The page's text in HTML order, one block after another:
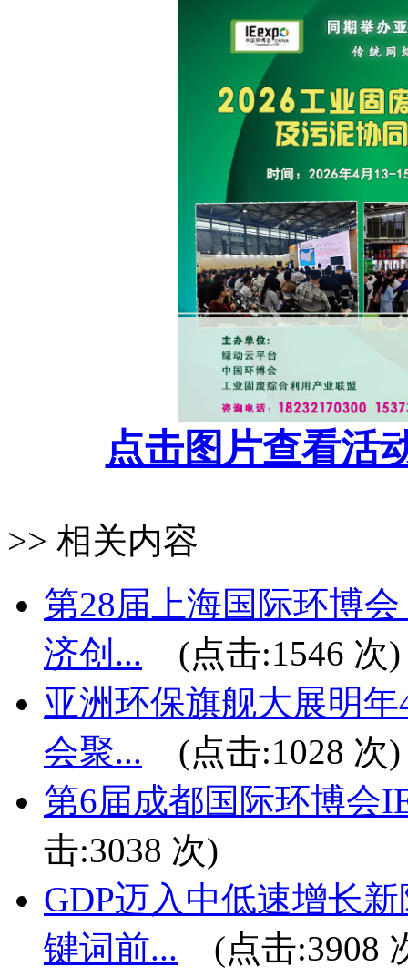
点击图片查看活
>> 相关内容
第28届上海国际环博
济创...
(点击:1546 次)
亚洲环保旗舰大展明
会聚...
(点击:1028 次)
第6届成都国际环博会
击:3038 次)
GDP迈入中低速增长
键词前...
(点击:3908